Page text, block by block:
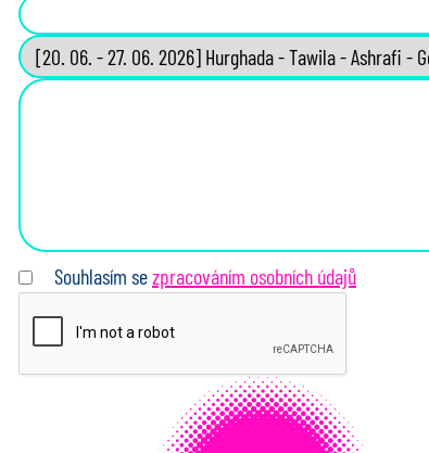
Souhlasím sezpracováním osobních údajů